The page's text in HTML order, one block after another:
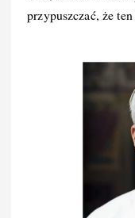
przypuszczać, że